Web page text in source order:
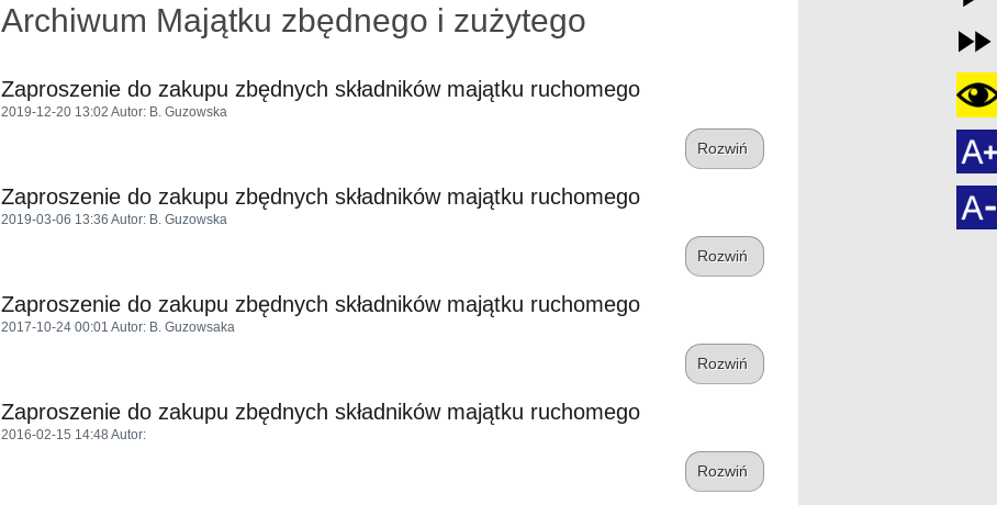
Archiwum Majątku zbędnego i zużytego
Zaproszenie do zakupu zbędnych składników majątku ruchomego
2019-12-20 13:02 Autor: B. Guzowska
Rozwiń
Zaproszenie do zakupu zbędnych składników majątku ruchomego
2019-03-06 13:36 Autor: B. Guzowska
Rozwiń
Zaproszenie do zakupu zbędnych składników majątku ruchomego
2017-10-24 00:01 Autor: B. Guzowsaka
Rozwiń
Zaproszenie do zakupu zbędnych składników majątku ruchomego
2016-02-15 14:48 Autor:
Rozwiń